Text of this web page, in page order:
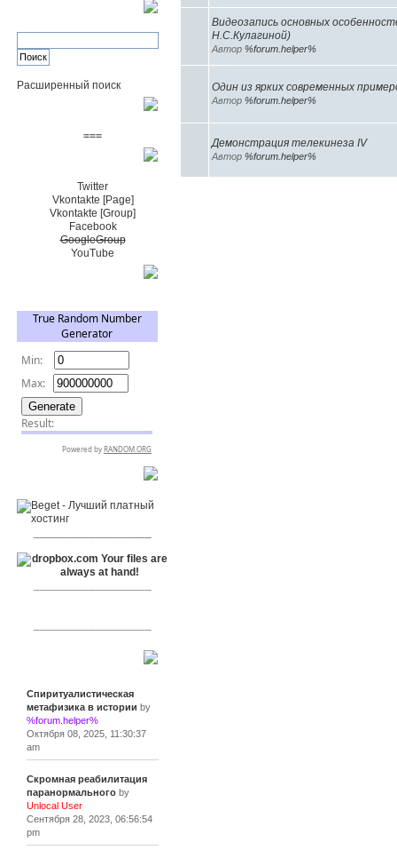
Расширенный поиск
===
Twitter
Vkontakte [Page]
Vkontakte [Group]
Facebook
GoogleGroup
YouTube
Спиритуалистическая
метафизика в истории by
%forum.helper%
Октября 08, 2025, 11:30:37
am
Скромная реабилитация
паранормальногоby
Unlocal User
Сентября 28, 2023, 06:56:54
pm
Видеозапись основных
Н.С.Кулагиной)
Автор %forum.helper%
Один из ярких современных
Автор %forum.helper%
Демонстрация телекинеза IV
Автор %forum.helper%